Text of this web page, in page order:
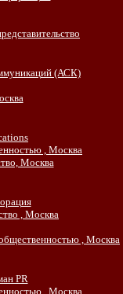
(АСК)
, Москва
Москва
, Москва
, Москва
PR
, Москва